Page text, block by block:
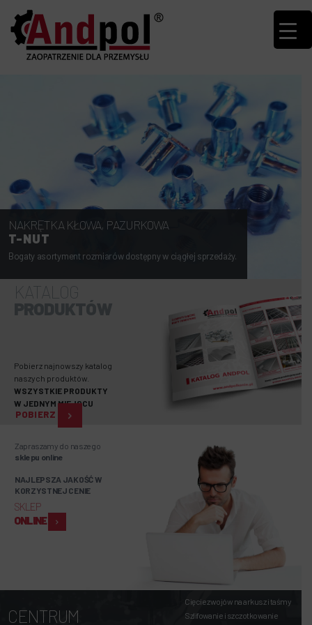
NAKRĘTKA KŁOWA, PAZURKOWA
T-NUT
Bogaty asortyment rozmiarów dostępny w ciągłej sprzedaży.
KATALOG
PRODUKTÓW
Pobierz najnowszy katalog
naszych produktów.
WSZYSTKIE PRODUKTY
W JEDNYM MIEJSCU
POBIERZ
Zapraszamy do naszego
sklepu online
NAJLEPSZA JAKOŚĆ W
KORZYSTNEJ CENIE
SKLEP
ONLINE
CENTRUM
Cięcie zwojów na arkusz i taśmy
Szlifowanie i szczotkowanie